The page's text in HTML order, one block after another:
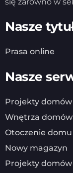
Nasze
Prasa online
Nasze
Projekty domów
Wnętrza domów
Otoczenie domu
Nowy magazyn
Projekty